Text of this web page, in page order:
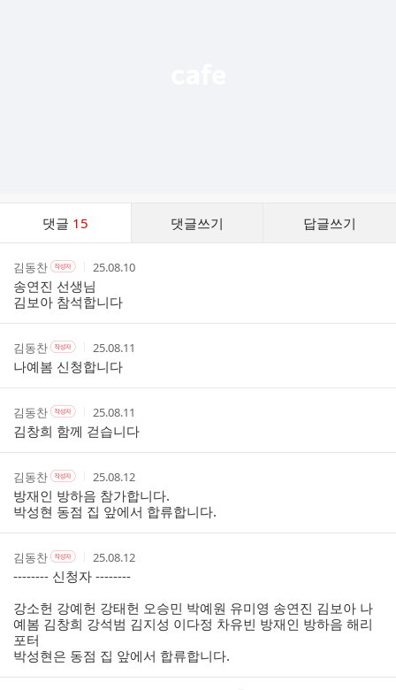
댓글 15 댓글쓰기 답글쓰기
트
작
성
자
김동찬작
성
자
본
인
여
부
작
성
자
작
성
시
간
25.08.10
송연진 선생님
김보아 참석합니다
작
성
자
김동찬작
성
자
본
인
여
부
작
성
자
작
성
시
간
25.08.11
나예봄 신청합니다
작
성
자
김동찬작
성
자
본
인
여
부
작
성
자
작
성
시
간
25.08.11
김창희 함께 걷습니다
작
성
자
김동찬작
성
자
본
인
여
부
작
성
자
작
성
시
간
25.08.12
방재인 방하음 참가합니다.
박성현 동점 집 앞에서 합류합니다.
작
김동찬작
성
자
본
인
여
작
성
자
작
간
25.08.12
-------- 신청자 --------
강소헌 강예헌 강태헌 오승민 박예원 유미영 송연진 김보아 나
예봄 김창희 강석범 김지성 이다정 차유빈 방재인 방하음 해리
포터
박성현은 동점 집 앞에서 합류합니다.